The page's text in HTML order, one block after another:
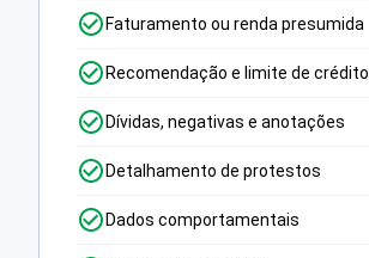
Faturamento ou renda presumida
Recomendação e limite de crédito
Dívidas, negativas e anotações
Detalhamento de protestos
Dados comportamentais